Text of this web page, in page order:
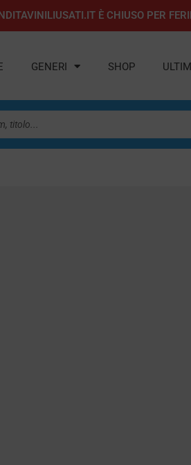
È CHIUSO PER
GENERI SHOP